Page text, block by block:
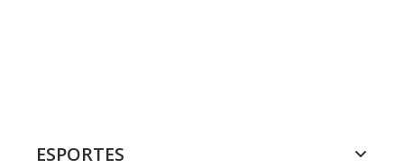
ESPORTES